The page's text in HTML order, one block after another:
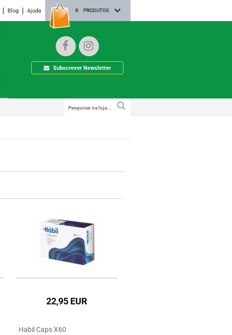
0 PRODUTOS
Blog Ajuda
Subscrever Newsletter
22,95 EUR
Habil Caps X60